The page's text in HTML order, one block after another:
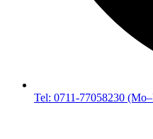
Tel: 0711-77058230